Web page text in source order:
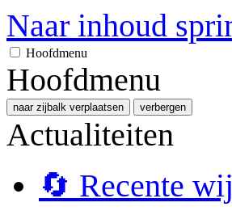
Naar inhoud
Hoofdmenu
Hoofdmenu
naar zijbalk verplaatsen verbergen
Actualiteiten
🔄 Recente